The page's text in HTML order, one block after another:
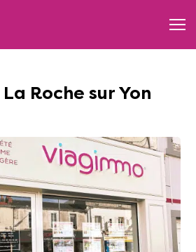
La Roche sur Yon